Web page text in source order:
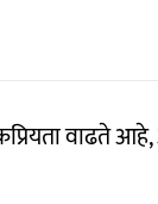
वाढते